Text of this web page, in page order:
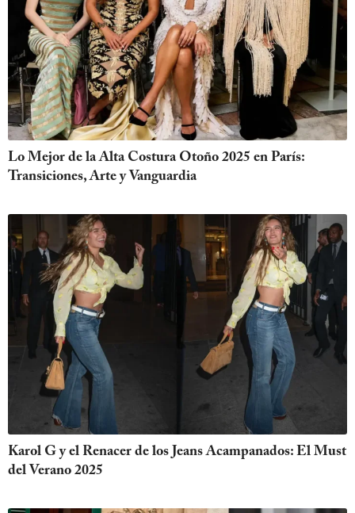
Lo Mejor de la Alta Costura Otoño 2025 en París:
Transiciones, Arte y Vanguardia
Karol G y el Renacer de los Jeans Acampanados: El Must
del Verano 2025